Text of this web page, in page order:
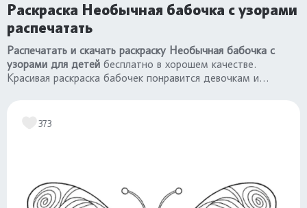
Раскраска Необычная бабочка с узорами
распечатать
Распечатать и скачать раскраску Необычная бабочка с
узорами для детей бесплатно в хорошем качестве.
Красивая раскраска бабочек понравится девочкам и
373